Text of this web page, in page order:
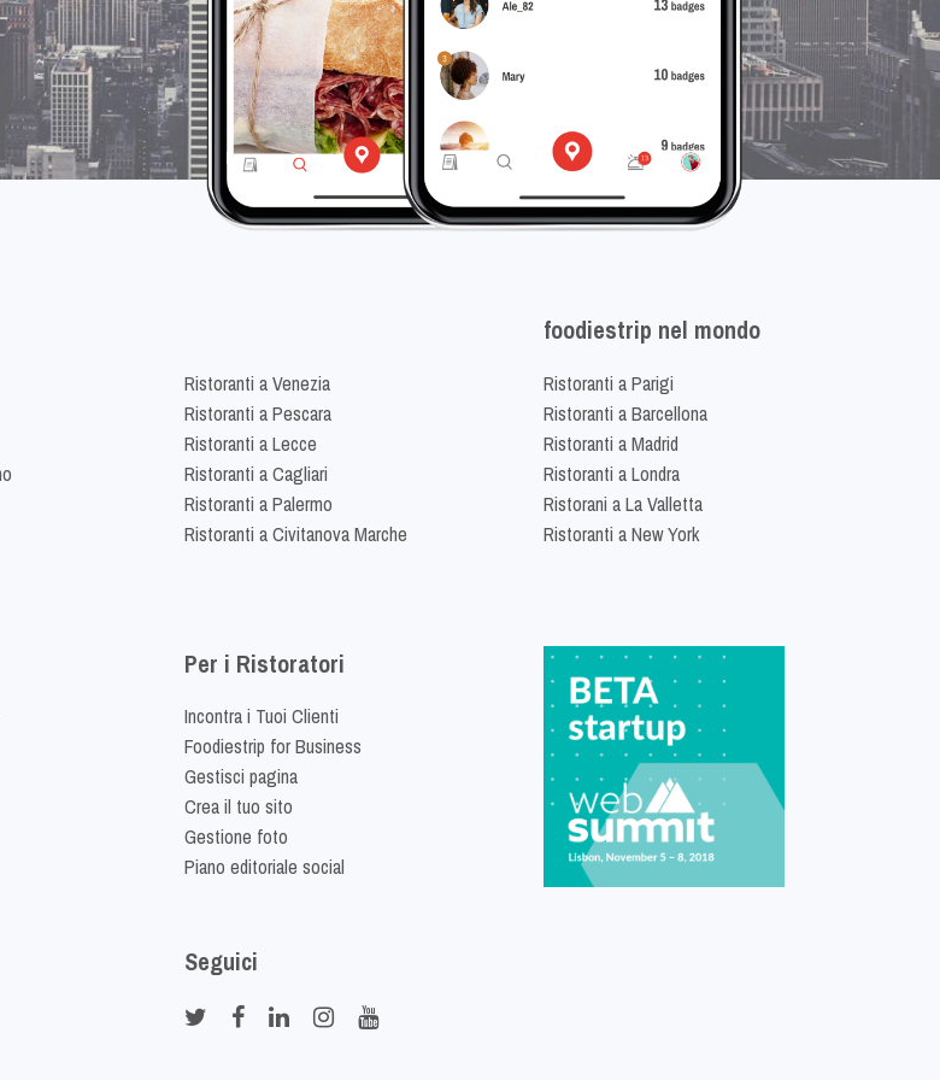
Ristoranti a Venezia
Ristoranti a Pescara
Ristoranti a Lecce
Ristoranti a Cagliari
Ristoranti a Palermo
Ristoranti a Civitanova Marche
foodiestrip nel mondo
Ristoranti a Parigi
Ristoranti a Barcellona
Ristoranti a Madrid
Ristoranti a Londra
Ristorani a La Valletta
Ristoranti a New York
Per i Ristoratori
Incontra i Tuoi Clienti
Foodiestrip for Business
Gestisci pagina
Crea il tuo sito
Gestione foto
Piano editoriale social
Seguici